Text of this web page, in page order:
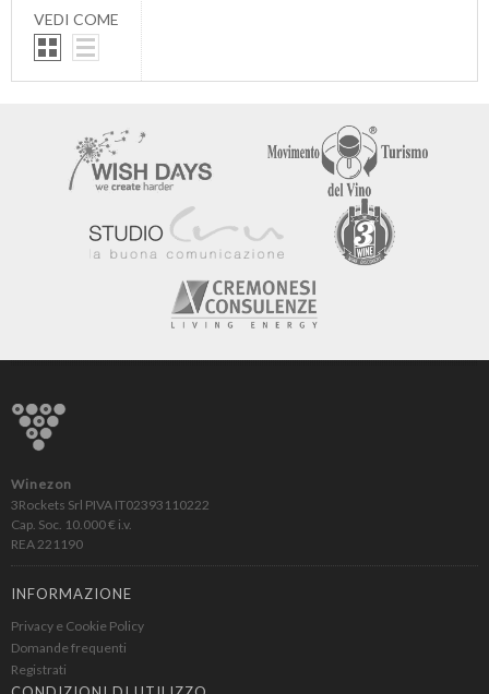
VEDI COME
Winezon
3Rockets Srl PIVA IT02393110222
Cap. Soc. 10.000 € i.v.
REA 221190
INFORMAZIONE
Privacy e Cookie Policy
Domande frequenti
Registrati